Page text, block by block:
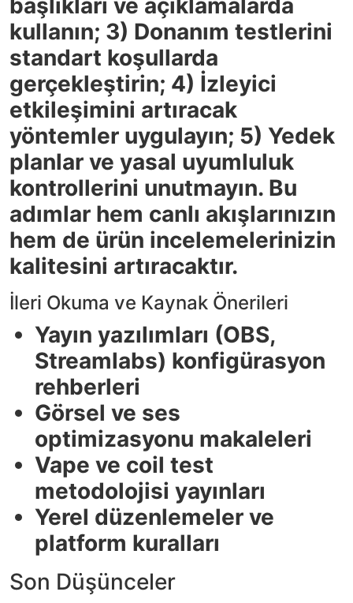
başlıkları ve açıklamalarda
kullanın; 3) Donanım testlerini
standart koşullarda
gerçekleştirin; 4) İzleyici
etkileşimini artıracak
yöntemler uygulayın; 5) Yedek
planlar ve yasal uyumluluk
kontrollerini unutmayın. Bu
adımlar hem canlı akışlarınızın
hem de ürün incelemelerinizin
kalitesini artıracaktır.
İleri Okuma ve Kaynak Önerileri
Yayın yazılımları (OBS,
Streamlabs) konfigürasyon
rehberleri
Görsel ve ses
optimizasyonu makaleleri
Vape ve coil test
metodolojisi yayınları
Yerel düzenlemeler ve
platform kuralları
Son Düşünceler